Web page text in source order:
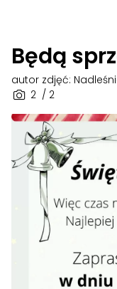
Będą
2 / 2
autor zdjęć: